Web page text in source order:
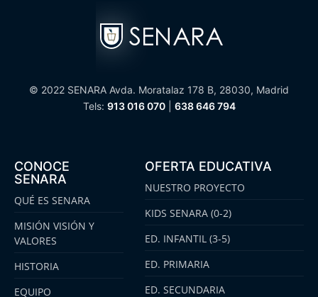
© 2022 SENARA Avda. Moratalaz 178 B, 28030, Madrid
Tels: 913 016 070| 638 646 794
CONOCE
SENARA
QUÉ ES SENARA
MISIÓN VISIÓN Y
VALORES
HISTORIA
EQUIPO
OFERTA EDUCATIVA
NUESTRO PROYECTO
KIDS SENARA (0-2)
ED. INFANTIL (3-5)
ED. PRIMARIA
ED. SECUNDARIA